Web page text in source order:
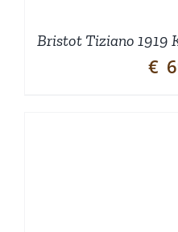
Bristot Tiziano 1919
€